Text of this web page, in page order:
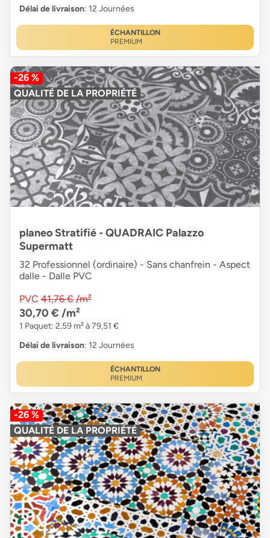
Délai de livraison: 12 Journées
ÉCHANTILLON
PREMIUM
-26 %
QUALITÉ DE LA PROPRIÉTÉ
planeo Stratifié - QUADRAIC Palazzo
Supermatt
32 Professionnel (ordinaire) - Sans chanfrein - Aspect
dalle - Dalle PVC
PVC 41,76 € /m²
30,70 € /m²
1 Paquet: 2,59 m² à 79,51 €
Délai de livraison: 12 Journées
ÉCHANTILLON
PREMIUM
-26 %
QUALITÉ DE LA PROPRIÉTÉ